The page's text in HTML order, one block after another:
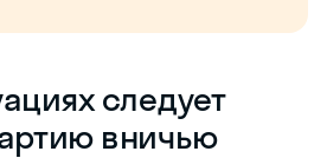
следует
вничью